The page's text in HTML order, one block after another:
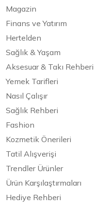
Magazin
Finans ve Yatırım
Hertelden
Sağlık & Yaşam
Aksesuar & Takı Rehberi
Yemek Tarifleri
Nasıl Çalışır
Sağlık Rehberi
Fashion
Kozmetik Önerileri
Tatil Alışverişi
Trendler Ürünler
Ürün Karşılaştırmaları
Hediye Rehberi